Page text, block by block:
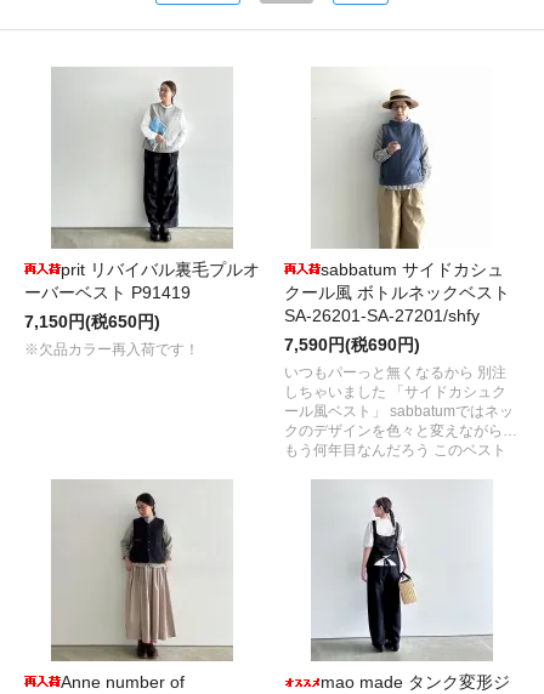
prit リバイバル裏毛プルオ
ーバーベスト P91419
7,150円(税650円)
※欠品カラー再入荷です！
sabbatum サイドカシュ
クール風 ボトルネックベスト
SA-26201-SA-27201/shfy
7,590円(税690円)
いつもパーっと無くなるから 別注
しちゃいました 「サイドカシュク
ール風ベスト」 sabbatumではネッ
クのデザインを色々と変えながら…
もう何年目なんだろう このベスト
Anne number of
mao made タンク変形ジ